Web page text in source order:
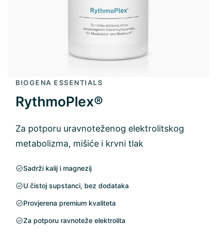
BIOGENA ESSENTIALS
RythmoPlex®
Za potporu uravnoteženog elektrolitskog
metabolizma, mišiće i krvni tlak
Sadrži kalij i magnezij
U čistoj supstanci, bez dodataka
Provjerena premium kvaliteta
Za potporu ravnoteže elektrolita